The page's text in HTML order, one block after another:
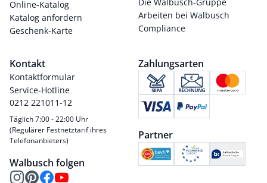
Online-Katalog
Katalog anfordern
Geschenk-Karte
Arbeiten bei Walbusch
Compliance
Kontakt
Kontaktformular
Service-Hotline
0212 221011-12
Täglich 7:00 - 22:00 Uhr
(Regulärer Festnetztarif ihres
Telefonanbieters)
Walbusch folgen
Zahlungsarten
Partner